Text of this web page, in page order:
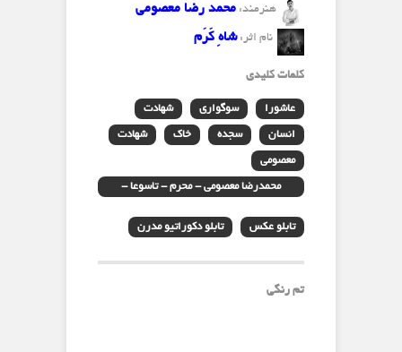
هنرمند: محمد رضا معصومی
نام اثر:شاهِ کَرَم
کلمات کلیدی
عاشورا سوگواری شهادت
انسان سجده خاک شهادت
معصومی
محمدرضا معصومی - محرم - تاسوعا -
تابلو عکس
تابلو دکوراتیو مدرن
تم رنگی